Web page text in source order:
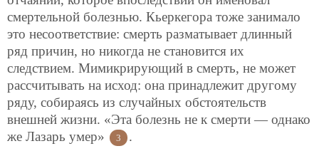
смертельной болезнью. Кьеркегора тоже занимало
это несоответствие: смерть разматывает длинный
ряд причин, но никогда не становится их
следствием. Мимикрирующий в смерть, не может
рассчитывать на исход: она принадлежит другому
ряду, собираясь из случайных обстоятельств
внешней жизни. «Эта болезнь не к смерти — однако
же Лазарь умер»
3 .